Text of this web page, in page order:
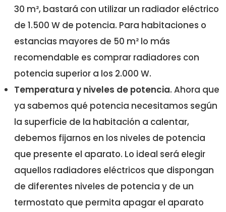
30 m², bastará con utilizar un radiador eléctrico
de 1.500 W de potencia. Para habitaciones o
estancias mayores de 50 m² lo más
recomendable es comprar radiadores con
potencia superior a los 2.000 W.
Temperatura y niveles de potencia. Ahora que
ya sabemos qué potencia necesitamos según
la superficie de la habitación a calentar,
debemos fijarnos en los niveles de potencia
que presente el aparato. Lo ideal será elegir
aquellos radiadores eléctricos que dispongan
de diferentes niveles de potencia y de un
termostato que permita apagar el aparato